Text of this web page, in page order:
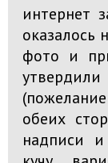
интернет
оказалось
фото и
обеих
надписи